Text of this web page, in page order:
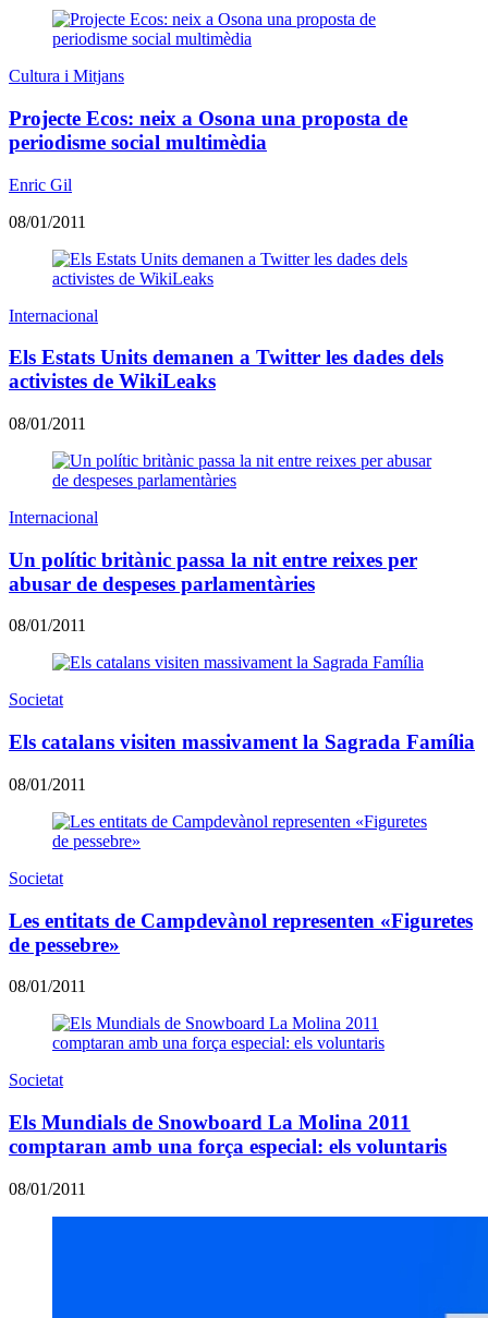
Cultura i Mitjans
Projecte Ecos: neix a Osona una proposta de
periodisme social multimèdia
Enric Gil
08/01/2011
Internacional
Els Estats Units demanen a Twitter les dades dels
activistes de WikiLeaks
08/01/2011
Internacional
Un polític britànic passa la nit entre reixes per
abusar de despeses parlamentàries
08/01/2011
Societat
Els catalans visiten massivament la Sagrada Família
08/01/2011
Societat
Les entitats de Campdevànol representen «Figuretes
de pessebre»
08/01/2011
Societat
Els Mundials de Snowboard La Molina 2011
comptaran amb una força especial: els voluntaris
08/01/2011